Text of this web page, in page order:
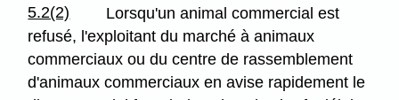
5.2(2)
Lorsqu'un animal commercial est
refusé, l'exploitant du marché à animaux
commerciaux ou du centre de rassemblement
d'animaux commerciaux en avise rapidement le